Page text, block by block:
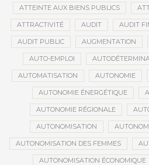
ATTEINTE AUX BIENS PUBLICS
ATTRACTIVITÉ AUDIT AUDIT
AUDIT PUBLIC AUGMENTATION
AUTO-EMPLOI
AUTOMATISATION AUTONOMIE
AUTONOMIE ÉNERGÉTIQUE
AUTONOMIE RÉGIONALE
AUTONOMISATION
AUTONOMISATION DES FEMMES
AUTONOMISATION ÉCONOMIQUE